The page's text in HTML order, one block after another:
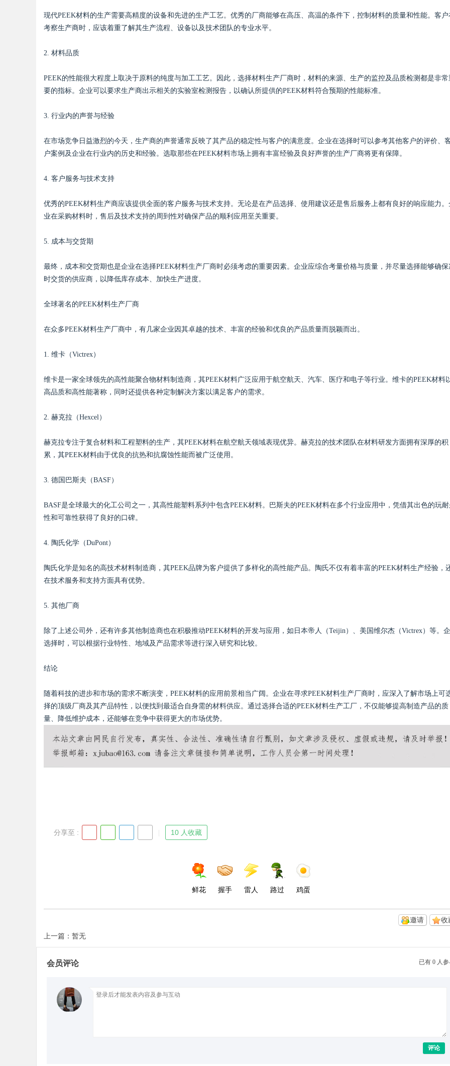
现代PEEK材料的生产需要高精度的设备和先进的生产工艺。优秀的厂商能够在高压、高温的条件下，控制材料的质量和性能。客户
考察生产商时，应该着重了解其生产流程、设备以及技术团队的专业水平。
2. 材料品质
PEEK的性能很大程度上取决于原料的纯度与加工工艺。因此，选择材料生产厂商时，材料的来源、生产的监控及品质检测都是非常
要的指标。企业可以要求生产商出示相关的实验室检测报告，以确认所提供的PEEK材料符合预期的性能标准。
3. 行业内的声誉与经验
在市场竞争日益激烈的今天，生产商的声誉通常反映了其产品的稳定性与客户的满意度。企业在选择时可以参考其他客户的评价、
户案例及企业在行业内的历史和经验。选取那些在PEEK材料市场上拥有丰富经验及良好声誉的生产厂商将更有保障。
4. 客户服务与技术支持
优秀的PEEK材料生产商应该提供全面的客户服务与技术支持。无论是在产品选择、使用建议还是售后服务上都有良好的响应能力。
业在采购材料时，售后及技术支持的周到性对确保产品的顺利应用至关重要。
5. 成本与交货期
最终，成本和交货期也是企业在选择PEEK材料生产厂商时必须考虑的重要因素。企业应综合考量价格与质量，并尽量选择能够确保
时交货的供应商，以降低库存成本、加快生产进度。
全球著名的PEEK材料生产厂商
在众多PEEK材料生产厂商中，有几家企业因其卓越的技术、丰富的经验和优良的产品质量而脱颖而出。
1. 维卡（Victrex）
维卡是一家全球领先的高性能聚合物材料制造商，其PEEK材料广泛应用于航空航天、汽车、医疗和电子等行业。维卡的PEEK材料
高品质和高性能著称，同时还提供各种定制解决方案以满足客户的需求。
2. 赫克拉（Hexcel）
赫克拉专注于复合材料和工程塑料的生产，其PEEK材料在航空航天领域表现优异。赫克拉的技术团队在材料研发方面拥有深厚的积
累，其PEEK材料由于优良的抗热和抗腐蚀性能而被广泛使用。
3. 德国巴斯夫（BASF）
BASF是全球最大的化工公司之一，其高性能塑料系列中包含PEEK材料。巴斯夫的PEEK材料在多个行业应用中，凭借其出色的玩
性和可靠性获得了良好的口碑。
4. 陶氏化学（DuPont）
陶氏化学是知名的高技术材料制造商，其PEEK品牌为客户提供了多样化的高性能产品。陶氏不仅有着丰富的PEEK材料生产经验，
在技术服务和支持方面具有优势。
5. 其他厂商
除了上述公司外，还有许多其他制造商也在积极推动PEEK材料的开发与应用，如日本帝人（Teijin）、美国维尔杰（Victrex）等。
选择时，可以根据行业特性、地域及产品需求等进行深入研究和比较。
结论
随着科技的进步和市场的需求不断演变，PEEK材料的应用前景相当广阔。企业在寻求PEEK材料生产厂商时，应深入了解市场上可
择的顶级厂商及其产品特性，以便找到最适合自身需的材料供应。通过选择合适的PEEK材料生产工厂，不仅能够提高制造产品的质
量、降低维护成本，还能够在竞争中获得更大的市场优势。
分享至 : 10 人收藏
鲜花 握手 雷人 路过 鸡蛋
收
邀请
上一篇：暂无
已有 0 人
会员评论
评论